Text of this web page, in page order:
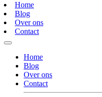
Home
Blog
Over ons
Contact
Home
Blog
Over ons
Contact